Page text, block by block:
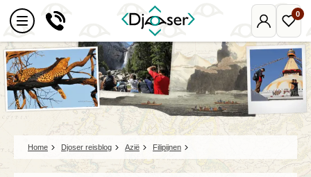
Mijn
Djoser
0
Home Djoser reisblog Azië Filipijnen